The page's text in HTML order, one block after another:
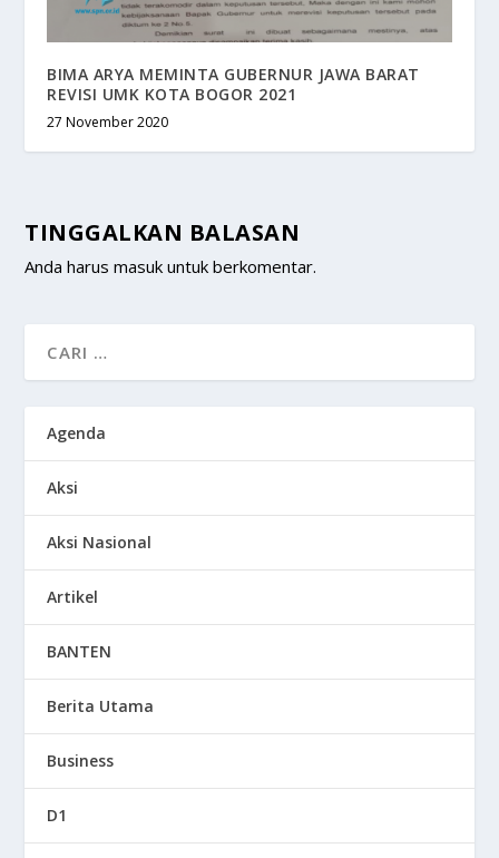
BIMA ARYA MEMINTA GUBERNUR JAWA BARAT
REVISI UMK KOTA BOGOR 2021
27 November 2020
TINGGALKAN BALASAN
Anda harusmasuk untuk berkomentar.
Agenda
Aksi
Aksi Nasional
Artikel
BANTEN
Berita Utama
Business
D1